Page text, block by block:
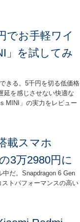
でお手軽ワイ
」を試してみ
きる。5千円を切る低価格
延を感じさせない快適な
MINI」の実力をレビュー
載スマホ
3万2980円に
だ。Snapdragon 6 Gen
トパフォーマンスの高い